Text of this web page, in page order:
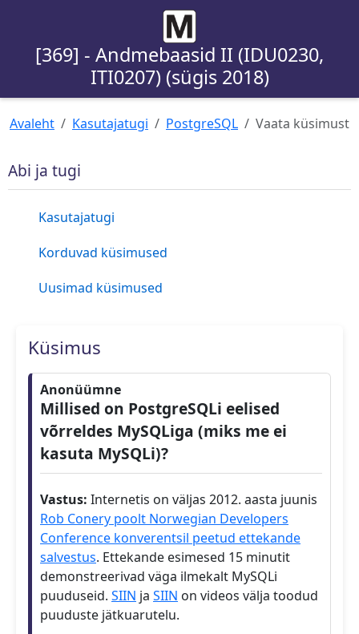
[369] - Andmebaasid II (IDU0230,
ITI0207) (sügis 2018)
Avaleht Kasutajatugi PostgreSQL Vaata küsimust
Abi ja tugi
Kasutajatugi
Korduvad küsimused
Uusimad küsimused
Küsimus
Anonüümne
Millised on PostgreSQLi eelised
võrreldes MySQLiga (miks me ei
kasuta MySQLi)?
Vastus: Internetis on väljas 2012. aasta juunis
Rob Conery poolt Norwegian Developers
Conference konverentsil peetud ettekande
salvestus. Ettekande esimesed 15 minutit
demonstreerivad väga ilmekalt MySQLi
puuduseid. SIIN ja SIIN on videos välja toodud
puuduste jätkuarutelu.